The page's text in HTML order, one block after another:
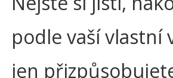
podle vaší vlastní
jen